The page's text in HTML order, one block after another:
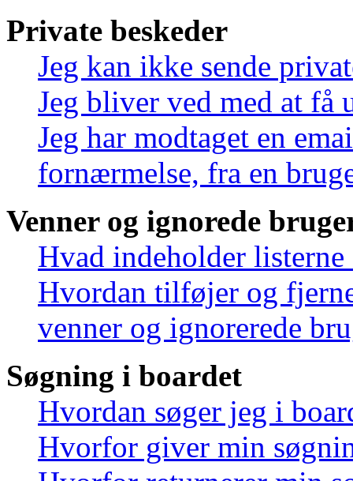
Private beskeder
Jeg kan ikke sende
Jeg bliver ved med at få
Jeg har modtaget en
fornærmelse, fra en
Venner og ignorede
Hvad indeholder
Hvordan tilføjer og
venner og ignorerede
Søgning i boardet
Hvordan søger jeg i
Hvorfor giver min